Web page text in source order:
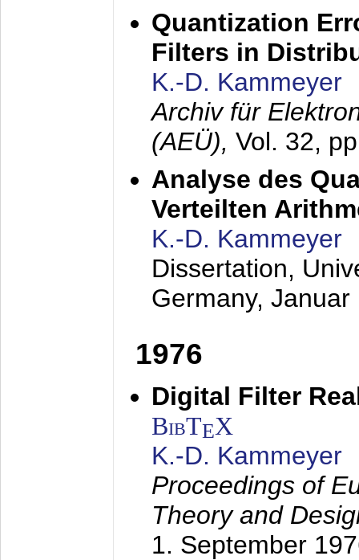
Quantization
Filters in
K.-D. Kammeyer
Archiv für
(AEÜ), Vol. 32,
Analyse des
Verteilten
K.-D. Kammeyer
Dissertation,
Germany, Januar
1976
Digital Filter
BibTEX
K.-D. Kammeyer
Proceedings of
Theory and
1. September